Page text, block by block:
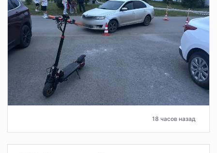
18 часов назад